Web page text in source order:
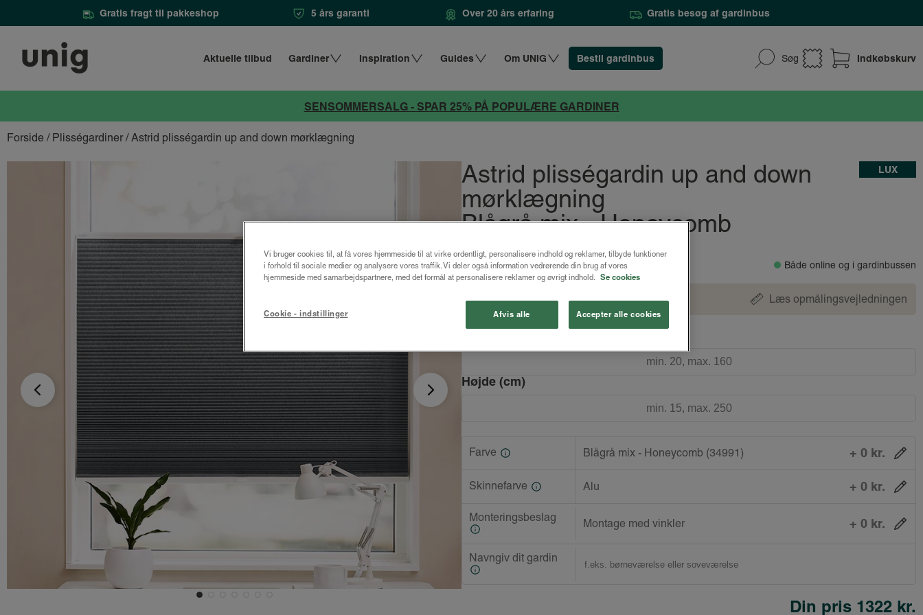
Gratis fragt til pakkeshop 5 års garanti Over 20 års erfaring Gratis besøg af gardinbus
Søg Indkøbskurv
Aktuelle tilbud Gardiner Inspiration Guides Om UNIG Bestil gardinbus
SENSOMMERSALG - SPAR 25% PÅ POPULÆRE GARDINER
Forside / Plisségardiner/ Astrid plisségardin up and down mørklægning
Astrid plisségardin up and down
mørklægning
Blågrå mix - Honeycomb
LUX
fra1322 kr. Både online og i gardinbussen
Design dit gardin Læs opmålingsvejledningen
Højde (cm)
Farve Blågrå mix - Honeycomb (34991) + 0 kr.
Skinnefarve Alu + 0 kr.
Monteringsbeslag Montage med vinkler + 0 kr.
Navngiv dit gardin
Din pris 1322 kr.
Vi bruger cookies til, at få vores hjemmeside til at virke ordentligt, personalisere indhold og reklamer, tilbyde funktioner
i forhold til sociale medier og analysere vores traffik. Vi deler også information vedrørende din brug af vores
hjemmeside med samarbejdspartnere, med det formål at personalisere reklamer og øvrigt indhold. Se cookies
Cookie - indstillinger Afvis alle Accepter alle cookies